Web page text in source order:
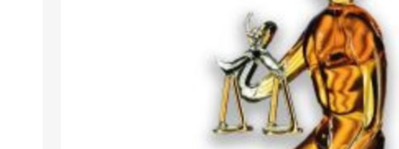
MARMELLATE